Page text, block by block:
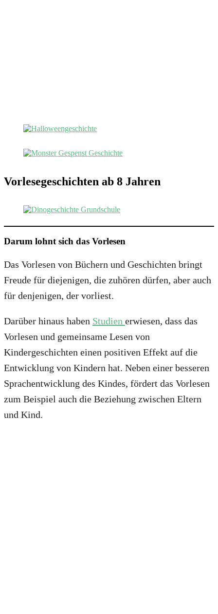
Vorlesegeschichten ab 8 Jahren
Darum lohnt sich das Vorlesen
Das Vorlesen von Büchern und Geschichten bringt
Freude für diejenigen, die zuhören dürfen, aber auch
für denjenigen, der vorliest.
Darüber hinaus haben Studien erwiesen, dass das
Vorlesen und gemeinsame Lesen von
Kindergeschichten einen positiven Effekt auf die
Entwicklung von Kindern hat. Neben einer besseren
Sprachentwicklung des Kindes, fördert das Vorlesen
zum Beispiel auch die Beziehung zwischen Eltern
und Kind.